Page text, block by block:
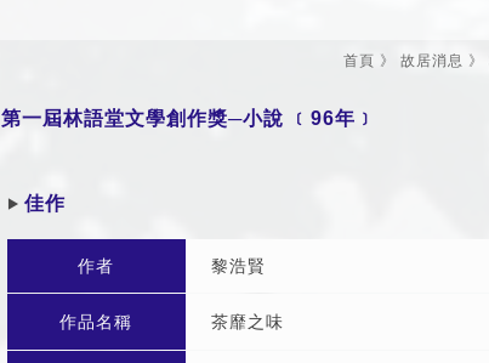
首頁 》 故居消息 》
第一屆林語堂文學創作獎─小說 ﹝96年﹞
佳作
作者 黎浩賢
作品名稱 茶靡之味